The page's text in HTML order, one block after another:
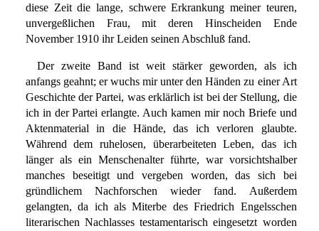
diese Zeit die lange, schwere Erkrankung meiner teuren,
unvergeßlichen Frau, mit deren Hinscheiden Ende
November 1910 ihr Leiden seinen Abschluß fand.
Der zweite Band ist weit stärker geworden, als ich
anfangs geahnt; er wuchs mir unter den Händen zu einer Art
Geschichte der Partei, was erklärlich ist bei der Stellung, die
ich in der Partei erlangte. Auch kamen mir noch Briefe und
Aktenmaterial in die Hände, das ich verloren glaubte.
Während dem ruhelosen, überarbeiteten Leben, das ich
länger als ein Menschenalter führte, war vorsichtshalber
manches beseitigt und vergeben worden, das sich bei
gründlichem Nachforschen wieder fand. Außerdem
gelangten, da ich als Miterbe des Friedrich Engelsschen
literarischen Nachlasses testamentarisch eingesetzt worden